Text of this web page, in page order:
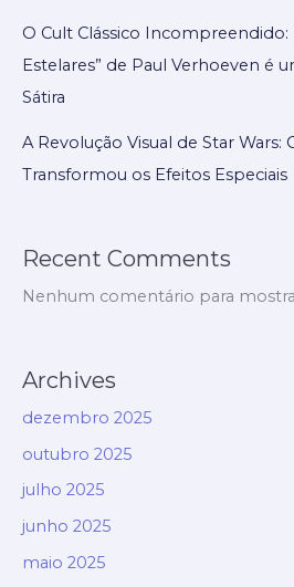
O Cult Clássico Incompreendido:
Estelares” de Paul Verhoeven é
Sátira
A Revolução Visual de Star Wars:
Transformou os Efeitos Especiais
Recent Comments
Nenhum comentário para
Archives
dezembro 2025
outubro 2025
julho 2025
junho 2025
maio 2025